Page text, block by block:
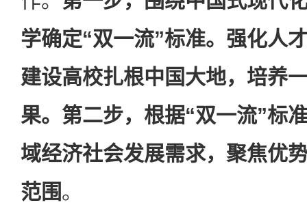
学确定“双一流”标准。强化人
建设高校扎根中国大地，培养
果。第二步，根据“双一流”标
域经济社会发展需求，聚焦优
范围。